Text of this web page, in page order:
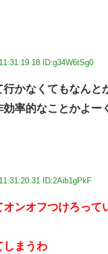
ID:g34W6tSg0
かなくてもなんと
効率的なことかよー
ID:2Aib1gPkF
ンオフつけろって
しまうわ